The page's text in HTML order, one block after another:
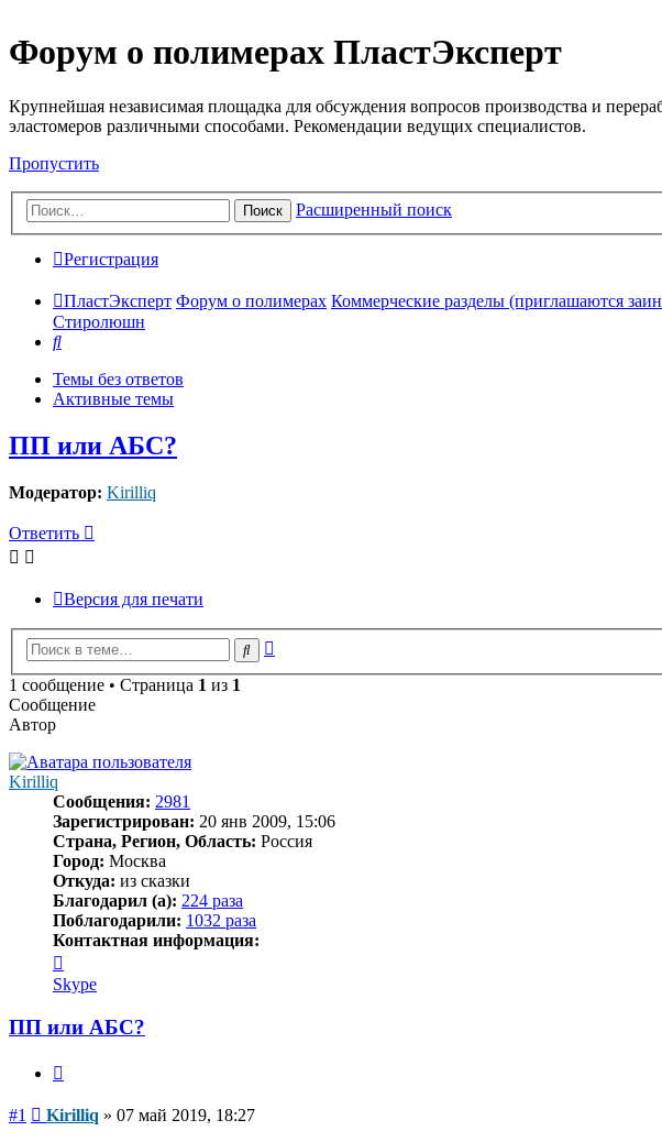
Форум о полимерах ПластЭксперт
Крупнейшая независимая площадка для обсуждения вопросов производства и
эластомеров различными способами. Рекомендации ведущих специалистов.
Пропустить
Поиск Расширенный поиск
Регистрация
ПластЭксперт Форум о полимерах Коммерческие разделы (приглашаются
Стиролюшн
Поиск
Темы без ответов
Активные темы
ПП или АБС?
Модератор: Kirilliq
Ответить
Версия для печати
Поиск
1 сообщение • Страница 1 из 1
Сообщение
Автор
Kirilliq
Сообщения: 2981
Зарегистрирован: 20 янв 2009, 15:06
Страна, Регион, Область: Россия
Город: Москва
Откуда: из сказки
Благодарил (а): 224 раза
Поблагодарили: 1032 раза
Контактная информация:
информация
пользователя
Kirilliq
Skype
ПП или АБС?
#1 Сообщение
Kirilliq » 07 май 2019, 18:27